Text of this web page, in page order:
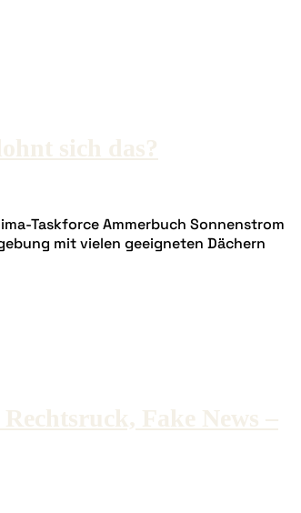
sich das?
Taskforce Ammerbuch Sonnenstrom
mit vielen geeigneten Dächern
Fake News –